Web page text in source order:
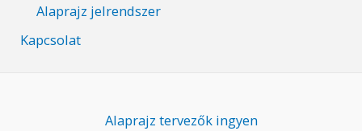
Alaprajz jelrendszer
Kapcsolat
Alaprajz tervezők ingyen